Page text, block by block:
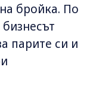
бройка. По
парите си и